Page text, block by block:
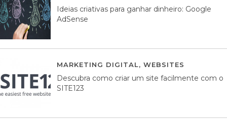
Ideias criativas para ganhar dinheiro: Google
AdSense
MARKETING DIGITAL, WEBSITES
Descubra como criar um site facilmente com o
SITE123